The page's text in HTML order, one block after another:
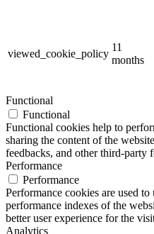
viewed_cookie_policy
11
months
Functional
Functional
Functional cookies help to
sharing the content of the
feedbacks, and other third-party
Performance
Performance
Performance cookies are used
performance indexes of the
better user experience for the
Analytics